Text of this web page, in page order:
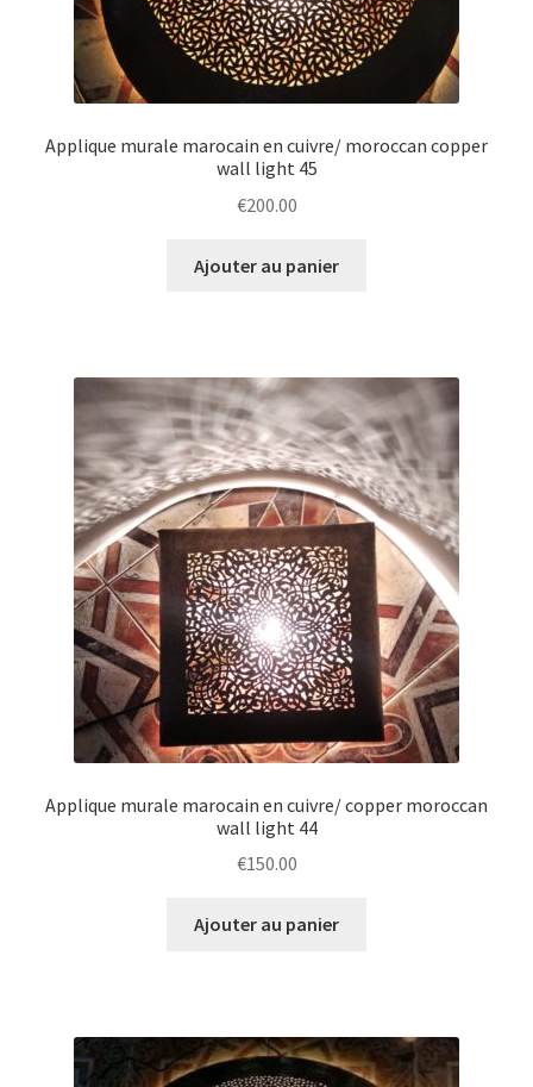
Applique murale marocain en cuivre/ moroccan copper
wall light 45
€200.00
Ajouter au panier
Applique murale marocain en cuivre/ copper moroccan
wall light 44
€150.00
Ajouter au panier